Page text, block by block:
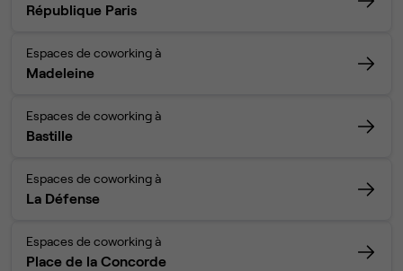
République Paris
Espaces de coworking à
Madeleine
Espaces de coworking à
Bastille
Espaces de coworking à
La Défense
Espaces de coworking à
Place de la Concorde